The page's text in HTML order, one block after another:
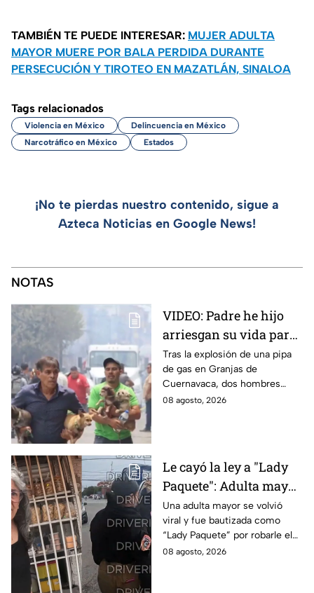
TAMBIÉN TE PUEDE INTERESAR: MUJER ADULTA
MAYOR MUERE POR BALA PERDIDA DURANTE
PERSECUCIÓN Y TIROTEO EN MAZATLÁN, SINALOA
Tags relacionados
Violencia en México
Delincuencia en México
Narcotráfico en México
Estados
¡No te pierdas nuestro contenido, sigue a
Azteca Noticias en Google News!
NOTAS
VIDEO: Padre he hijo
arriesgan su vida para
rescatar a sus perritos
tras la explosión de
pipa de gas en
Cuernavaca
Tras la explosión de una pipa
de gas en Granjas de
Cuernavaca, dos hombres
arriesgaron su vida para volver
08 agosto, 2026
Le cayó la ley a "Lady
Paquete": Adulta mayor
le roba celular a
repartidor y la policía
va por ella a su casa
Una adulta mayor se volvió
viral y fue bautizada como
“Lady Paquete” por robarle el
celular a un repartidor en
08 agosto, 2026